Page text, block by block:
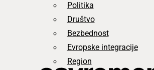
Politika
Društvo
Bezbednost
Evropske integracije
Region